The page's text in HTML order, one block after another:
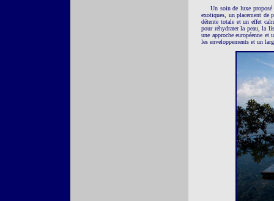
Un soin de luxe proposé
exotiques, un placement de
détente totale et un effet
pour réhydrater la peau, la
une approche européenne
les enveloppements et un